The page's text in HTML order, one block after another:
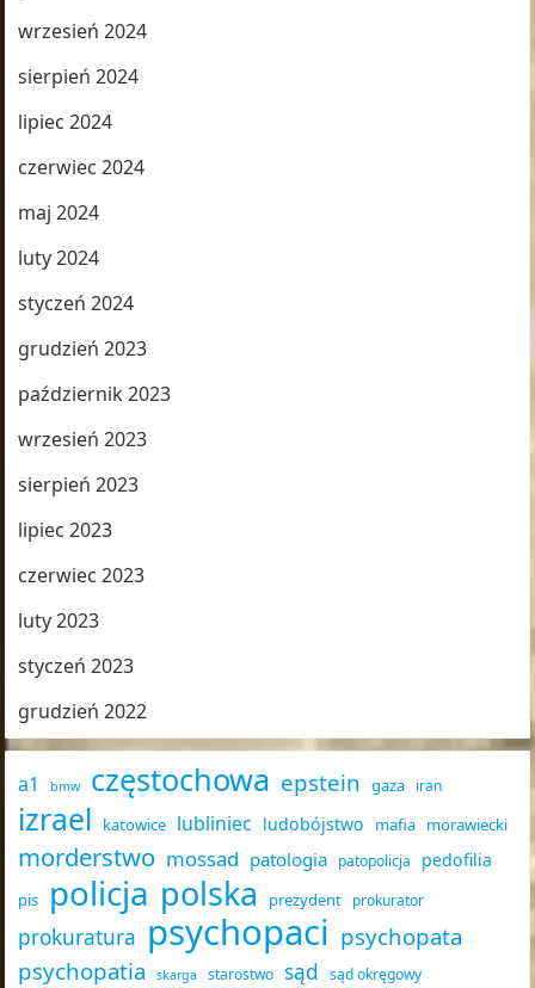
wrzesień 2024
sierpień 2024
lipiec 2024
czerwiec 2024
maj 2024
luty 2024
styczeń 2024
grudzień 2023
październik 2023
wrzesień 2023
sierpień 2023
lipiec 2023
czerwiec 2023
luty 2023
styczeń 2023
grudzień 2022
a1 bmw częstochowa epstein gaza iran
izrael katowice lubliniec ludobójstwo mafia morawiecki
morderstwo mossad patologia patopolicja pedofilia
pis policja polska prezydent prokurator
prokuratura psychopaci psychopata
psychopatia
skarga starostwo sąd sąd okręgowy